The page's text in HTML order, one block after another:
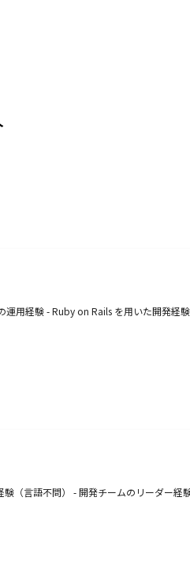
用経験 - Ruby on Rails を用いた開発経
（言語不問） - 開発チームのリーダー